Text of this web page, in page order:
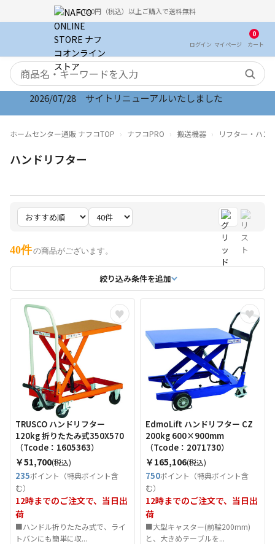
5,000円（税込）以上ご購入で送料無料
ログイン マイ ページ
0
カート
検索キーワード
2026/07/28 サイトリニューアルいたしました
ホームセンター通販 ナフコTOP ナフコPRO 搬送機器 リフター・ハン
ハンドリフター
40件の商品がございます。
絞り込み条件を追加
TRUSCO ハンドリフター
120kg 折りたたみ式350X570
（Tcode：1605363）
￥51,700(税込)
235ポイント（特典ポイント含
む）
12時までのご注文で、当日出
荷
■ハンドル折りたたみ式で、ライ
トバンにも簡単に収...
EdmoLift ハンドリフター CZ
200kg 600×900mm
（Tcode：2071730）
￥165,106(税込)
750ポイント（特典ポイント含
む）
12時までのご注文で、当日出
荷
■大型キャスター(前輪200mm)
と、大きめテーブルを...